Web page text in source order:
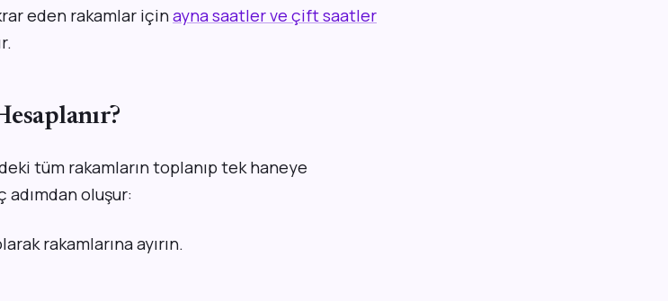
eden rakamlar içinayna saatler ve çift saatler
tüm rakamların toplanıp tek haneye
adımdan oluşur:
rakamlarına ayırın.